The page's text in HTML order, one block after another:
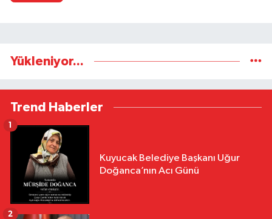
Yükleniyor...
Trend Haberler
Kuyucak Belediye Başkanı Uğur
Doğanca’nın Acı Günü
1
2